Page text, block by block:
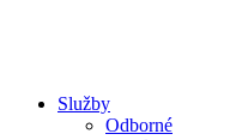
Služby
Odborné